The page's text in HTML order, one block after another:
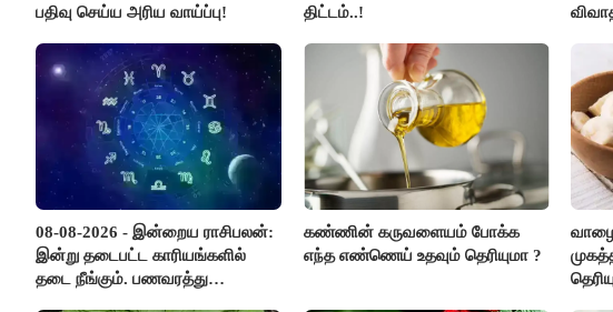
பதிவு செய்ய அரிய வாய்ப்பு!
திட்டம்..!
08-08-2026 - இன்றைய ராசிபலன்:
இன்று தடைபட்ட காரியங்களில்
தடை நீங்கும். பணவரத்து
கண்ணின் கருவளையம் போக்க
எந்த எண்ணெய் உதவும் தெரியுமா ?